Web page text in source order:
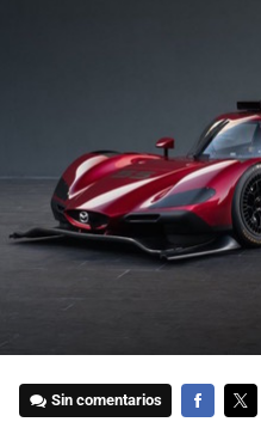
Sin comentarios